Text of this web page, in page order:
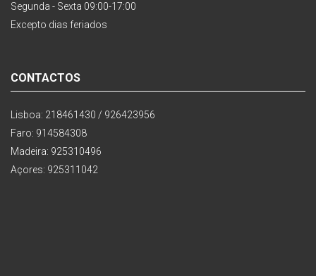
Segunda - Sexta 09:00-17:00
Excepto dias feriados
CONTACTOS
Lisboa: 218461430 / 926423956
Faro: 914584308
Madeira: 925310496
Açores: 925311042